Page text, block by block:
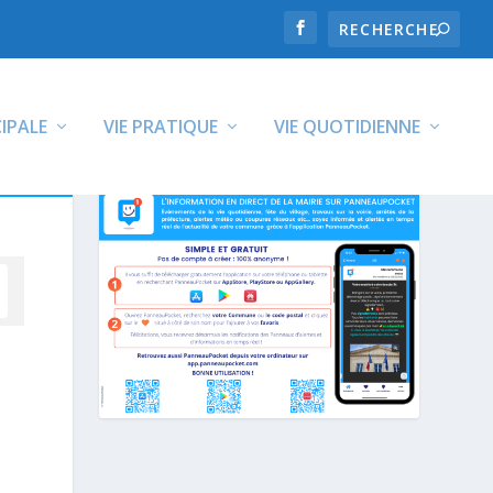
VIE PRATIQUE VIE QUOTIDIENNE